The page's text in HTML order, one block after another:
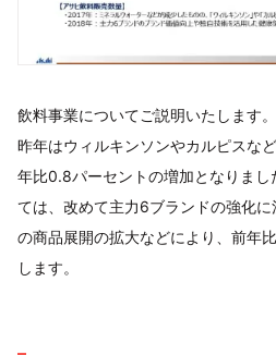
飲料事業についてご説明いたします
昨年はウィルキンソンやカルピスな
年比0.8パーセントの増加となりま
ては、改めて主力6ブランドの強化
の商品展開の拡大などにより、前年
します。